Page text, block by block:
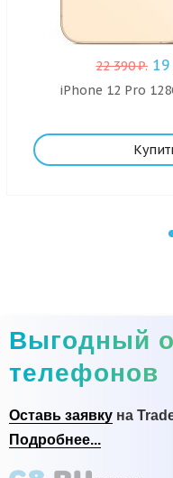
22 390₽.
iPhone 12 Pro
Выгодный
телефонов
Оставь заявку на
Подробнее...